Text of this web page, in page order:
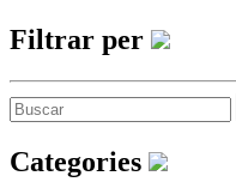
Filtrar per
Categories